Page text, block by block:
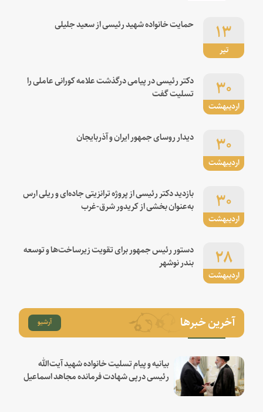
تیر
۱۳ حمایت خانواده شهید رئیسی از سعید جلیلی
اردیبهشت
۳۰
دکتر رئیسی در پیامی درگذشت علامه کورانی عاملی را
تسلیت گفت
اردیبهشت
۳۰ دیدار روسای جمهور ایران و آذربایجان
اردیبهشت
۳۰
بازدید دکتر رئیسی از پروژه ترانزیتی جاده‌ای و ریلی ارس
به‌عنوان بخشی از کریدور شرق-غرب
اردیبهشت
۲۸
دستور رئیس جمهور برای تقویت زیرساخت‌ها و توسعه
بندر نوشهر
آخرین خبرها آرشیو
بیانیه و پیام تسلیت خانواده شهید آیت‌الله
رئیسی درپی شهادت فرمانده مجاهد اسماعیل